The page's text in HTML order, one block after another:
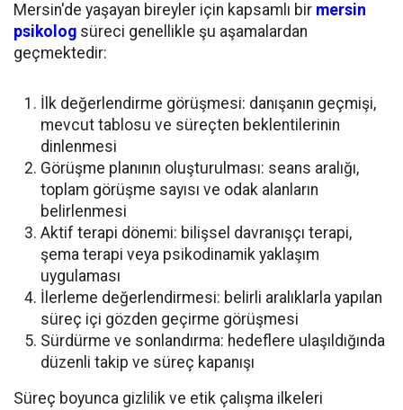
Mersin'de yaşayan bireyler için kapsamlı bir mersin
psikolog süreci genellikle şu aşamalardan
geçmektedir:
İlk değerlendirme görüşmesi: danışanın geçmişi,
mevcut tablosu ve süreçten beklentilerinin
dinlenmesi
Görüşme planının oluşturulması: seans aralığı,
toplam görüşme sayısı ve odak alanların
belirlenmesi
Aktif terapi dönemi: bilişsel davranışçı terapi,
şema terapi veya psikodinamik yaklaşım
uygulaması
İlerleme değerlendirmesi: belirli aralıklarla yapılan
süreç içi gözden geçirme görüşmesi
Sürdürme ve sonlandırma: hedeflere ulaşıldığında
düzenli takip ve süreç kapanışı
Süreç boyunca gizlilik ve etik çalışma ilkeleri